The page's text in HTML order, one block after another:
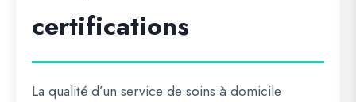
certifications
La qualité d’un service de soins à domicile